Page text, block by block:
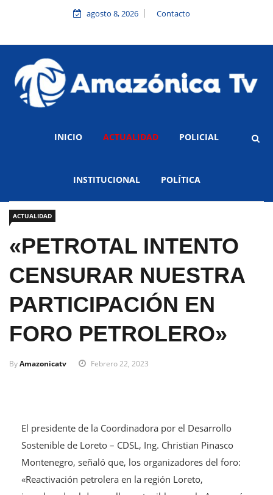
agosto 8, 2026 Contacto
INICIO ACTUALIDAD POLICIAL
INSTITUCIONAL POLÍTICA
ACTUALIDAD
«PETROTAL INTENTO
CENSURAR NUESTRA
PARTICIPACIÓN EN
FORO PETROLERO»
ByAmazonicatv Febrero 22, 2023
El presidente de la Coordinadora por el Desarrollo
Sostenible de Loreto – CDSL, Ing. Christian Pinasco
Montenegro, señaló que, los organizadores del foro:
«Reactivación petrolera en la región Loreto,